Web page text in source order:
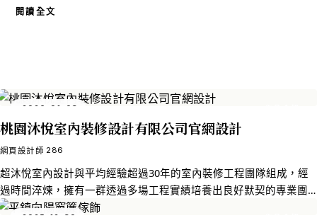
在五秒內感覺到這個事務所和其他人不一樣」。而對這個案子的委
標。 所長李志殷博士是政治大學地政博士，三所大學的兼任助理教
授，「不動產登記」期刊主編，在地政領域同時具備最頂層的學術
高度與三十年的實務厚度——這種組合，在整個業界幾乎是稀有物
種。如果最終做出來的形象網站，和路邊隨便一家代書事務所的網
站放在一起看不出差異，那設計師就是失職，不是完工。 這個念
閱讀全文
2026-01-03
桃園沐悅室內裝修設計有限公司官網設計
網頁設計師 286
超沐悅室內設計與平均經驗超過30年的室內裝修工程團隊組成，經
過時間淬煉，擁有一群透過多場工程實績培養出良好默契的專業團
隊。他們強調將創意與生活美學融合，為每位客戶打造獨有的幸福
2025-12-30